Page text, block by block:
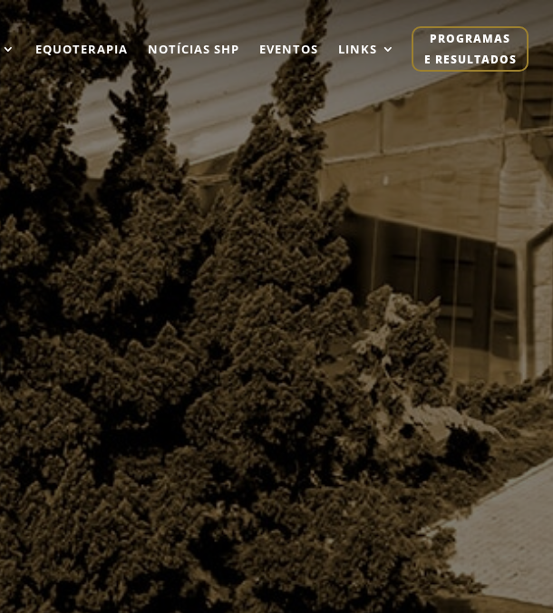
EQUOTERAPIA NOTÍCIAS SHP EVENTOS LINKS
PROGRAMAS
E RESULTADOS